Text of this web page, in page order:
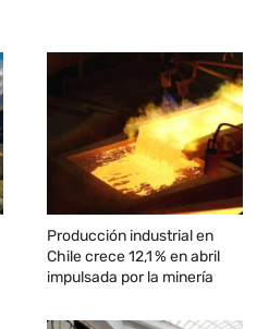
Producción industrial en
Chile crece 12,1 % en abril
impulsada por la minería